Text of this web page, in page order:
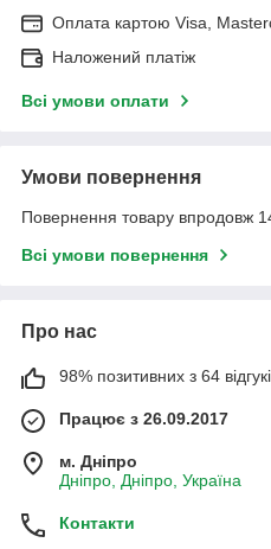
Оплата картою Visa,
Наложений платіж
Всі умови оплати
Умови повернення
Повернення товару впродовж
Всі умови повернення
Про нас
98% позитивних з 64
Працює з 26.09.2017
м. Дніпро
Дніпро, Дніпро, Україна
Контакти